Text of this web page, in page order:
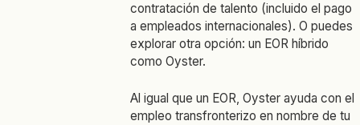
contratación de talento (incluido el pago
a empleados internacionales). O puedes
explorar otra opción: un EOR híbrido
como Oyster.
Al igual que un EOR, Oyster ayuda con el
empleo transfronterizo en nombre de tu